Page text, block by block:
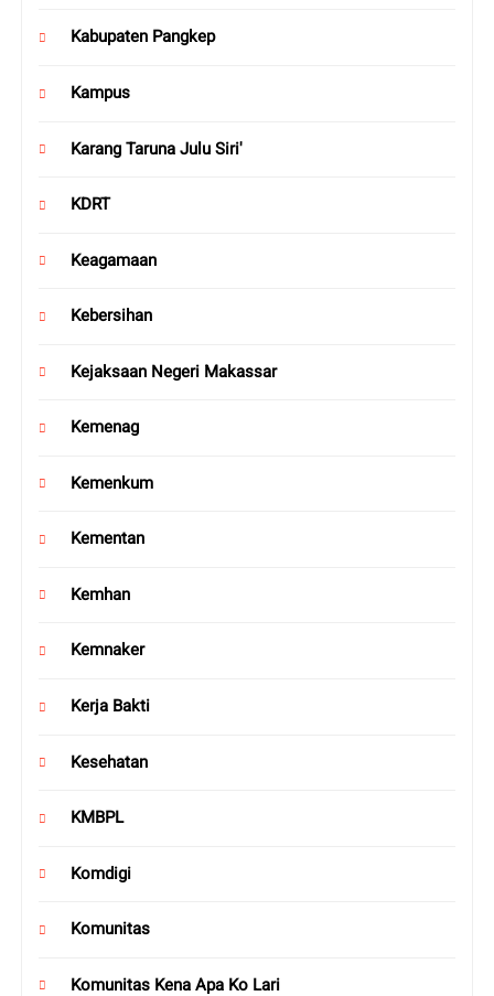
Kabupaten Pangkep
Kampus
Karang Taruna Julu Siri'
KDRT
Keagamaan
Kebersihan
Kejaksaan Negeri Makassar
Kemenag
Kemenkum
Kementan
Kemhan
Kemnaker
Kerja Bakti
Kesehatan
KMBPL
Komdigi
Komunitas
Komunitas Kena Apa Ko Lari